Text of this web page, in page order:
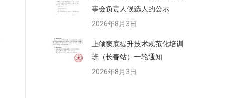
事会负责人候选人的公示
2026年8月3日
上颌窦底提升技术规范化培训
班（长春站）一轮通知
2026年8月3日